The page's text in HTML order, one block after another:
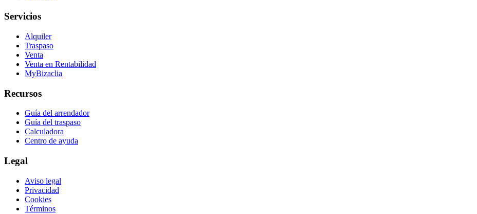
Servicios
Alquiler
Traspaso
Venta
Venta en Rentabilidad
MyBizaclia
Recursos
Guía del arrendador
Guía del traspaso
Calculadora
Centro de ayuda
Legal
Aviso legal
Privacidad
Cookies
Términos